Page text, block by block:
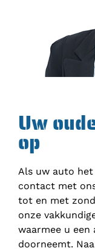
Uw
op
Als uw auto
contact met
tot en met
onze
waarmee u een
doorneemt.